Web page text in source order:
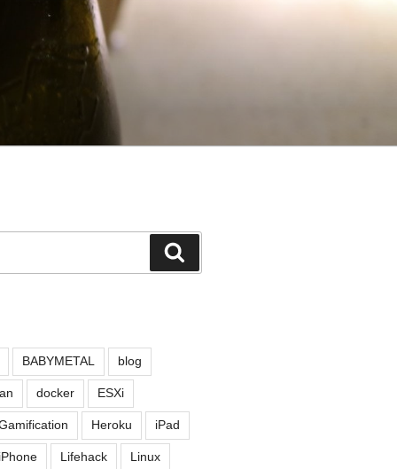
索
BABYMETAL blog
docker ESXi
Heroku iPad
Lifehack Linux